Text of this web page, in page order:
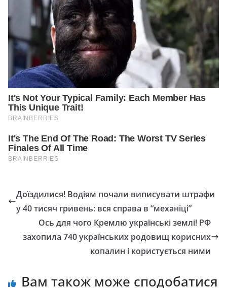
Доїздилися! Водіям почали виписувати штрафи
у 40 тисяч гривень: вся справа в “механіці”
Ось для чого Кремлю українські землі! РФ
захопила 740 українських родовищ корисних
копалин і користується ними
Вам також може сподобатися